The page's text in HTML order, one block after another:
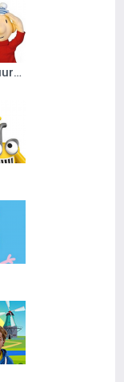
Buurman en Buurman